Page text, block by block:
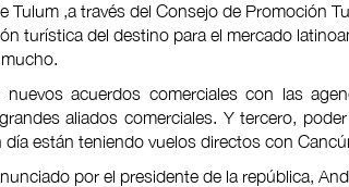
Tulum ,a través del Consejo de Promoción
turística del destino para el mercado
acuerdos comerciales con las
aliados comerciales. Y tercero,
día están teniendo vuelos directos con
por el presidente de la república,